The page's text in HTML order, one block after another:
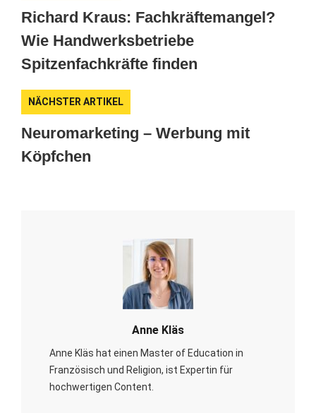
Richard Kraus: Fachkräftemangel?
Wie Handwerksbetriebe
Spitzenfachkräfte finden
NÄCHSTER ARTIKEL
Neuromarketing – Werbung mit
Köpfchen
Anne Kläs
Anne Kläs hat einen Master of Education in
Französisch und Religion, ist Expertin für
hochwertigen Content.